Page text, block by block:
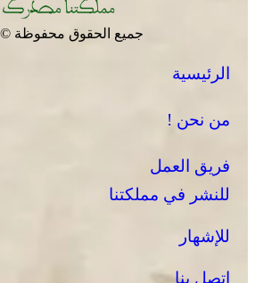
نقابات تطلب الحماية من “الإجهاد
جميع الحقوق محفوظة ©
الرئيسية
من نحن !
فريق العمل
للنشر في مملكتنا
للإشهار
اتصل بنا